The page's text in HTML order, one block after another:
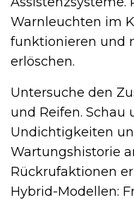
Warnleuchten im
funktionieren und
erlöschen.
Untersuche den
und Reifen. Schau
Undichtigkeiten
Wartungshistorie
Rückrufaktionen
Hybrid-Modellen: